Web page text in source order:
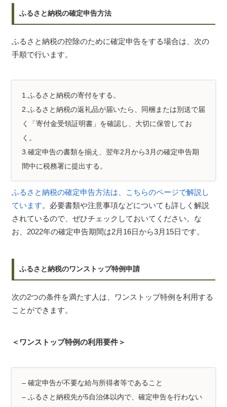
ふるさと納税の確定申告方法
ふるさと納税の控除のために確定申告をする場合は、次の
手順で行います。
1.ふるさと納税の寄付をする。
2.ふるさと納税の返礼品が届いたら、同梱または別送で届
く「寄付金受領証明書」を確認し、大切に保管してお
く。
3.確定申告の書類を揃え、翌年2月から3月の確定申告期
間中に税務署に提出する。
ふるさと納税の確定申告方法は、こちらのページで解説し
ています。必要書類や注意事項などについても詳しく解説
されているので、ぜひチェックしておいてください。な
お、2022年の確定申告期間は2月16日から3月15日です。
ふるさと納税のワンストップ特例申請
次の2つの条件を満たす人は、ワンストップ特例を利用する
ことができます。
＜ワンストップ特例の利用要件＞
– 確定申告が不要な給与所得者等であること
– ふるさと納税先が5自治体以内で、確定申告を行わない